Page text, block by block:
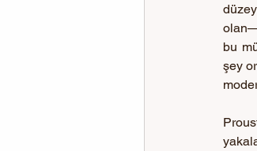
bu
şey